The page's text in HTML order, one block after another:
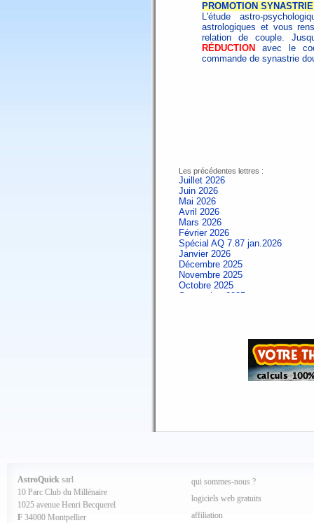
PROMOTION
L'étude astro-
astrologiques et vous
relation de couple.
RÉDUCTION
avec le
commande de synastrie
Les précédentes lettres :
Juillet 2026
Juin 2026
Mai 2026
Avril 2026
Mars 2026
Février 2026
Spécial AQ 7.87 jan.2026
Janvier 2026
Décembre 2025
Novembre 2025
Octobre 2025
Septembre 2025
Spécial AQ 7.84 jan.2025
Septembre 2024
Avril 2024
Mars 2024
Février 2024
Janvier 2024
AstroQuick sarl
10 Parc Club du Millénaire
1025 avenue Henri Becquerel
F 34000 Montpellier
qui sommes-nous ?
logiciels web gratuits
affiliation